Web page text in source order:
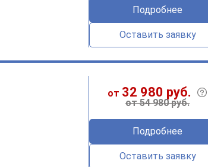
Подробнее
Оставить заявку
от 32 980 руб.
от 54 980 руб.
Подробнее
Оставить заявку